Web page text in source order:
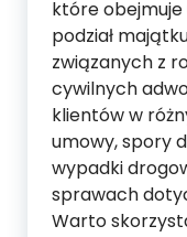
które obejmuje
podział
związanych z
cywilnych
klientów w
umowy, spory
wypadki
sprawach
Warto